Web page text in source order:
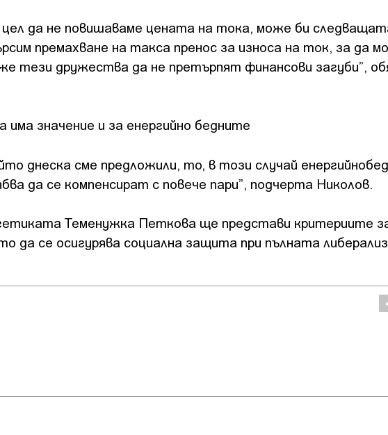
цел да не повишаваме цената на тока, може би
премахване на такса пренос за износа на ток, за да
тези дружества да не претърпят финансови загуби”,
значение и за енергийно бедните
днеска сме предложили, то, в този случай
да се компенсират с повече пари”, подчерта Николов.
Теменужка Петкова ще представи критериите
да се осигурява социална защита при пълната